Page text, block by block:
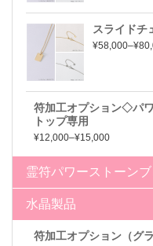
スライドチ
符加工オプション◇パ
トップ専用
¥12,000–¥15,000
霊符パワーストーン
水晶製品
符加工オプション（グ